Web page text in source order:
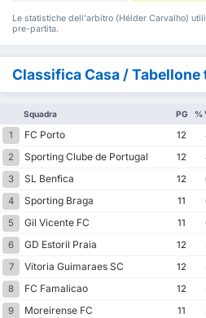
Le statistiche dell'arbitro (Hélder Carvalho)
pre-partita.
Classifica Casa / Tabellone
Squadra PG %
1 FC Porto 12
2
Sporting Clube de Portugal 12
3
SL Benfica 12
4
Sporting Braga 11
5
Gil Vicente FC 11
6
GD Estoril Praia 12
7
Vitoria Guimaraes SC 12
8
FC Famalicao 12
9
Moreirense FC 11